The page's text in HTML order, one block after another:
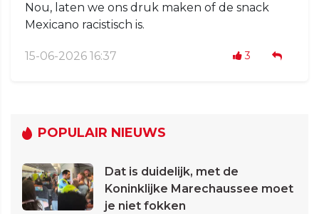
Nou, laten we ons druk maken of de snack
Mexicano racistisch is.
15-06-2026 16:37 3
POPULAIR NIEUWS
Dat is duidelijk, met de
Koninklijke Marechaussee moet
je niet fokken